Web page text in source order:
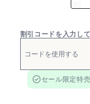
割引コードを入力し
セール限定特